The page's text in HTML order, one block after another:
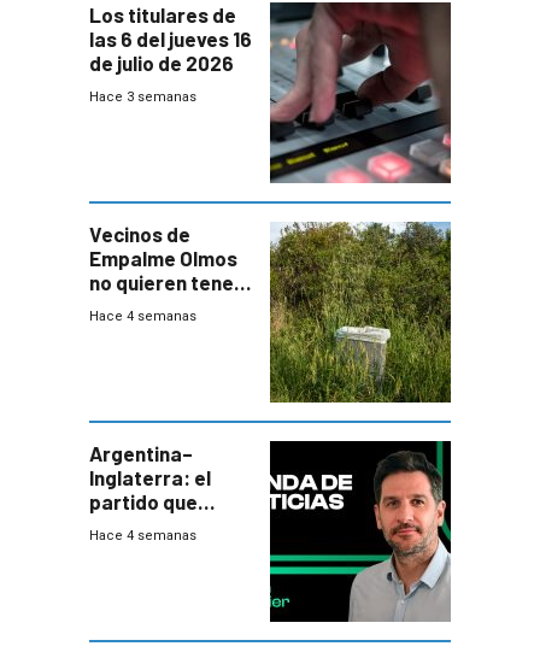
Los titulares de
las 6 del jueves 16
de julio de 2026
Hace 3 semanas
Vecinos de
Empalme Olmos
no quieren tener
cerca una planta
departamental
Hace 4 semanas
Argentina–
Inglaterra: el
partido que
nunca termina
Hace 4 semanas